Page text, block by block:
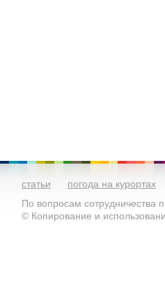
статьи погода на курортах
По вопросам сотрудничества
© Копирование и